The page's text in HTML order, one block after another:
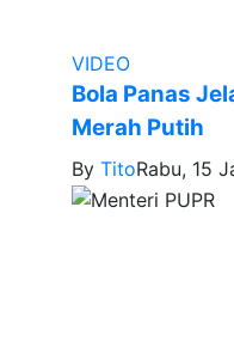
VIDEO
Bola Panas
Merah Putih
By TitoRabu, 15